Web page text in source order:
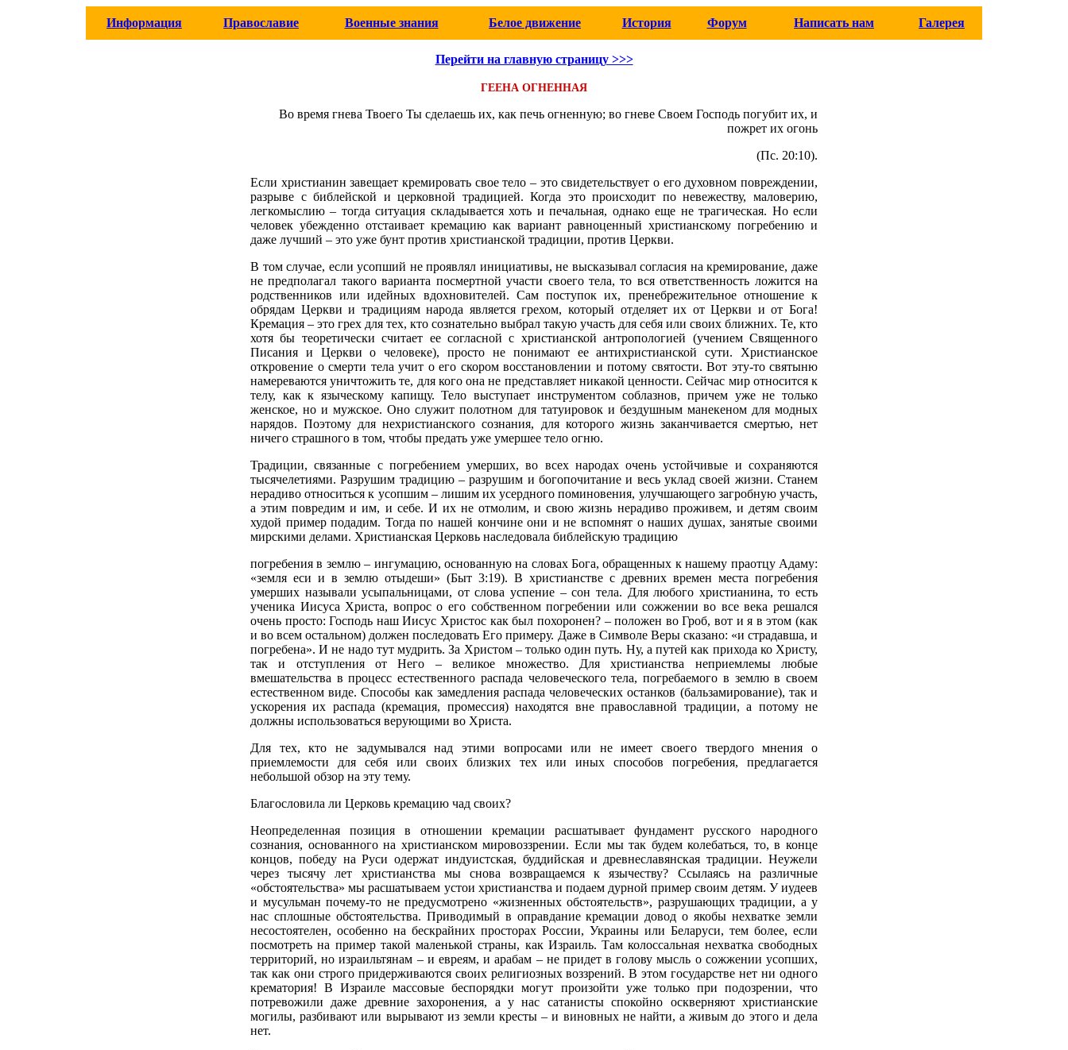
Информация Православие Военные знания Белое движение История Форум Написать нам Галерея
Перейти на главную страницу >>>
ГЕЕНА ОГНЕННАЯ
Во время гнева Твоего Ты сделаешь их, как печь огненную; во гневе Своем Господь погубит их, и
пожрет их огонь
(Пс. 20:10).
Если христианин завещает кремировать свое тело – это свидетельствует о его духовном повреждении,
разрыве с библейской и церковной традицией. Когда это происходит по невежеству, маловерию,
легкомыслию – тогда ситуация складывается хоть и печальная, однако еще не трагическая. Но если
человек убежденно отстаивает кремацию как вариант равноценный христианскому погребению и
даже лучший – это уже бунт против христианской традиции, против Церкви.
В том случае, если усопший не проявлял инициативы, не высказывал согласия на кремирование, даже
не предполагал такого варианта посмертной участи своего тела, то вся ответственность ложится на
родственников или идейных вдохновителей. Сам поступок их, пренебрежительное отношение к
обрядам Церкви и традициям народа является грехом, который отделяет их от Церкви и от Бога!
Кремация – это грех для тех, кто сознательно выбрал такую участь для себя или своих ближних. Те, кто
хотя бы теоретически считает ее согласной с христианской антропологией (учением Священного
Писания и Церкви о человеке), просто не понимают ее антихристианской сути. Христианское
откровение о смерти тела учит о его скором восстановлении и потому святости. Вот эту-то святыню
намереваются уничтожить те, для кого она не представляет никакой ценности. Сейчас мир относится к
телу, как к языческому капищу. Тело выступает инструментом соблазнов, причем уже не только
женское, но и мужское. Оно служит полотном для татуировок и бездушным манекеном для модных
нарядов. Поэтому для нехристианского сознания, для которого жизнь заканчивается смертью, нет
ничего страшного в том, чтобы предать уже умершее тело огню.
Традиции, связанные с погребением умерших, во всех народах очень устойчивые и сохраняются
тысячелетиями. Разрушим традицию – разрушим и богопочитание и весь уклад своей жизни. Станем
нерадиво относиться к усопшим – лишим их усердного поминовения, улучшающего загробную участь,
а этим повредим и им, и себе. И их не отмолим, и свою жизнь нерадиво проживем, и детям своим
худой пример подадим. Тогда по нашей кончине они и не вспомнят о наших душах, занятые своими
мирскими делами. Христианская Церковь наследовала библейскую традицию
погребения в землю – ингумацию, основанную на словах Бога, обращенных к нашему праотцу Адаму:
«земля еси и в землю отыдеши» (Быт 3:19). В христианстве с древних времен места погребения
умерших называли усыпальницами, от слова успение – сон тела. Для любого христианина, то есть
ученика Иисуса Христа, вопрос о его собственном погребении или сожжении во все века решался
очень просто: Господь наш Иисус Христос как был похоронен? – положен во Гроб, вот и я в этом (как
и во всем остальном) должен последовать Его примеру. Даже в Символе Веры сказано: «и страдавша, и
погребена». И не надо тут мудрить. За Христом – только один путь. Ну, а путей как прихода ко Христу,
так и отступления от Него – великое множество. Для христианства неприемлемы любые
вмешательства в процесс естественного распада человеческого тела, погребаемого в землю в своем
естественном виде. Способы как замедления распада человеческих останков (бальзамирование), так и
ускорения их распада (кремация, промессия) находятся вне православной традиции, а потому не
должны использоваться верующими во Христа.
Для тех, кто не задумывался над этими вопросами или не имеет своего твердого мнения о
приемлемости для себя или своих близких тех или иных способов погребения, предлагается
небольшой обзор на эту тему.
Благословила ли Церковь кремацию чад своих?
Неопределенная позиция в отношении кремации расшатывает фундамент русского народного
сознания, основанного на христианском мировоззрении. Если мы так будем колебаться, то, в конце
концов, победу на Руси одержат индуистская, буддийская и древнеславянская традиции. Неужели
через тысячу лет христианства мы снова возвращаемся к язычеству? Ссылаясь на различные
«обстоятельства» мы расшатываем устои христианства и подаем дурной пример своим детям. У иудеев
и мусульман почему-то не предусмотрено «жизненных обстоятельств», разрушающих традиции, а у
нас сплошные обстоятельства. Приводимый в оправдание кремации довод о якобы нехватке земли
несостоятелен, особенно на бескрайних просторах России, Украины или Беларуси, тем более, если
посмотреть на пример такой маленькой страны, как Израиль. Там колоссальная нехватка свободных
территорий, но израильтянам – и евреям, и арабам – не придет в голову мысль о сожжении усопших,
так как они строго придерживаются своих религиозных воззрений. В этом государстве нет ни одного
крематория! В Израиле массовые беспорядки могут произойти уже только при подозрении, что
потревожили даже древние захоронения, а у нас сатанисты спокойно оскверняют христианские
могилы, разбивают или вырывают из земли кресты – и виновных не найти, а живым до этого и дела
нет.